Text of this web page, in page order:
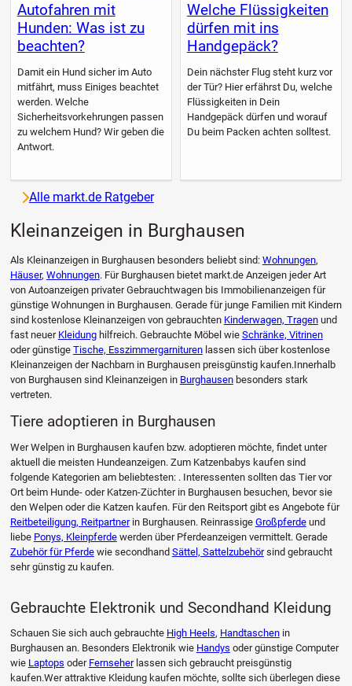
Autofahren mit
Hunden: Was ist zu
beachten?
Damit ein Hund sicher im Auto
mitfährt, muss Einiges beachtet
werden. Welche
Sicherheitsvorkehrungen passen
zu welchem Hund? Wir geben die
Antwort.
Welche Flüssigkeiten
dürfen mit ins
Handgepäck?
Dein nächster Flug steht kurz vor
der Tür? Hier erfährst Du, welche
Flüssigkeiten in Dein
Handgepäck dürfen und worauf
Du beim Packen achten solltest.
Alle markt.de Ratgeber
Kleinanzeigen in Burghausen
Als Kleinanzeigen in Burghausen besonders beliebt sind: Wohnungen,
Häuser, Wohnungen. Für Burghausen bietet markt.de Anzeigen jeder Art
von Autoanzeigen privater Gebrauchtwagen bis Immobilienanzeigen für
günstige Wohnungen in Burghausen. Gerade für junge Familien mit Kindern
sind kostenlose Kleinanzeigen von gebrauchten Kinderwagen, Tragenund
fast neuer Kleidunghilfreich. Gebrauchte Möbel wie Schränke, Vitrinen
oder günstige Tische, Esszimmergarniturenlassen sich über kostenlose
Kleinanzeigen der Nachbarn in Burghausen preisgünstig kaufen.Innerhalb
von Burghausen sind Kleinanzeigen in Burghausenbesonders stark
vertreten.
Tiere adoptieren in Burghausen
Wer Welpen in Burghausen kaufen bzw. adoptieren möchte, findet unter
aktuell die meisten Hundeanzeigen. Zum Katzenbabys kaufen sind
folgende Kategorien am beliebtesten: . Interessenten sollten das Tier vor
Ort beim Hunde- oder Katzen-Züchter in Burghausen besuchen, bevor sie
den Welpen oder die Katzen kaufen. Für den Reitsport gibt es Angebote für
Reitbeteiligung, Reitpartnerin Burghausen. Reinrassige Großpferdeund
liebe Ponys, Kleinpferdewerden über Pferdeanzeigen vermittelt. Gerade
Zubehör für Pferdewie secondhand Sättel, Sattelzubehörsind gebraucht
sehr günstig zu kaufen.
Gebrauchte Elektronik und Secondhand Kleidung
Schauen Sie sich auch gebrauchte High Heels, Handtaschenin
Burghausen an. Besonders Elektronik wie Handys oder günstige Computer
wie Laptops oder Fernseherlassen sich gebraucht preisgünstig
kaufen.Wer attraktive Kleidung kaufen möchte, sollte sich überlegen diese